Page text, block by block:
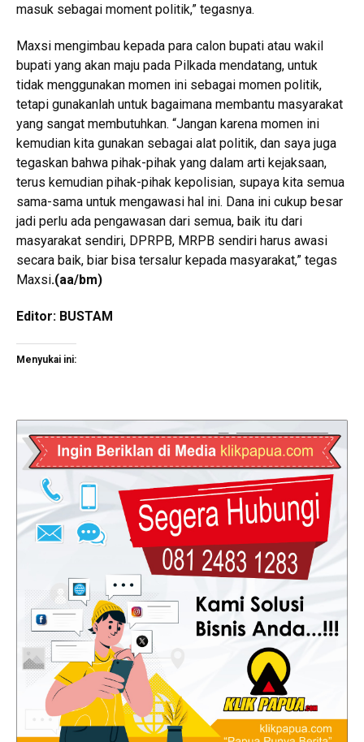
masuk sebagai moment politik,” tegasnya.
Maxsi mengimbau kepada para calon bupati atau wakil
bupati yang akan maju pada Pilkada mendatang, untuk
tidak menggunakan momen ini sebagai momen politik,
tetapi gunakanlah untuk bagaimana membantu masyarakat
yang sangat membutuhkan. “Jangan karena momen ini
kemudian kita gunakan sebagai alat politik, dan saya juga
tegaskan bahwa pihak-pihak yang dalam arti kejaksaan,
terus kemudian pihak-pihak kepolisian, supaya kita semua
sama-sama untuk mengawasi hal ini. Dana ini cukup besar
jadi perlu ada pengawasan dari semua, baik itu dari
masyarakat sendiri, DPRPB, MRPB sendiri harus awasi
secara baik, biar bisa tersalur kepada masyarakat,” tegas
Maxsi.(aa/bm)
Editor: BUSTAM
Menyukai ini: